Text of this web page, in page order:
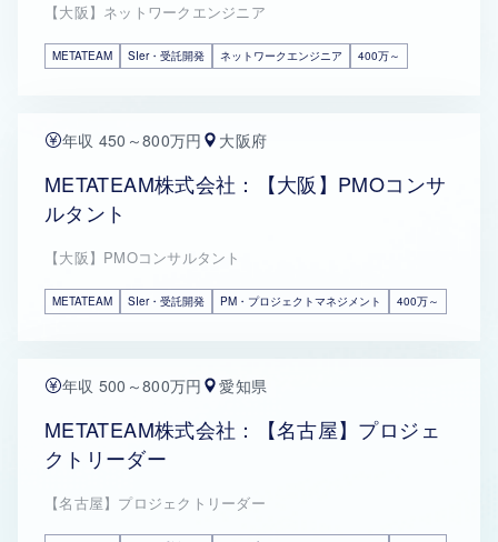
【大阪】ネットワークエンジニア
METATEAM SIer・受託開発 ネットワークエンジニア 400万～
年収 450～800万円 大阪府
METATEAM株式会社：【大阪】PMOコンサ
ルタント
【大阪】PMOコンサルタント
METATEAM SIer・受託開発 PM・プロジェクトマネジメント 400万～
年収 500～800万円 愛知県
METATEAM株式会社：【名古屋】プロジェ
クトリーダー
【名古屋】プロジェクトリーダー